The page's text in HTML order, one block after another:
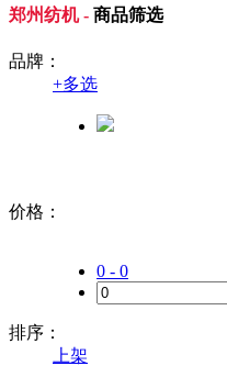
郑州纺机 - 商品筛选
品牌：
+多选
价格：
0 - 0
排序：
上架